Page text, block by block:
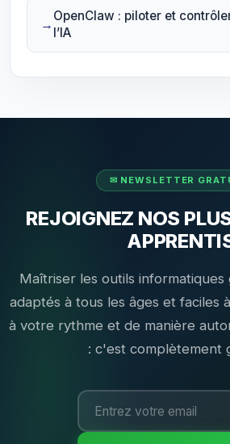
OpenClaw : piloter et
l’IA
REJOIGNEZ NOS
Maîtriser les outils informatiques
adaptés à tous les âges et faciles
à votre rythme et de manière
: c'est complètement